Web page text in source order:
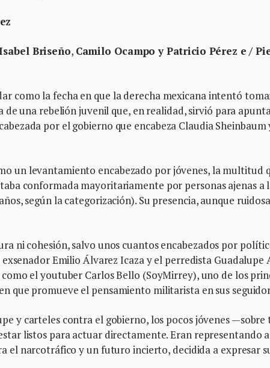
Briseño, Camilo Ocampo y Patricio Pérez e/
como la fecha en que la derecha mexicana intentó
de una rebelión juvenil que, en realidad, sirvió para
por el gobierno que encabeza Claudia Sheinbaum
un levantamiento encabezado por jóvenes, la multitud
conformada mayoritariamente por personas ajenas a
según la categorización). Su presencia, aunque
ni cohesión, salvo unos cuantos encabezados por
Emilio Álvarez Icaza y el perredista Guadalupe
el youtuber Carlos Bello (SoyMirrey), uno de los
que promueve el pensamiento militarista en sus
y carteles contra el gobierno, los pocos jóvenes —sobre
listos para actuar directamente. Eran representando
el narcotráfico y un futuro incierto, decidida a expresar